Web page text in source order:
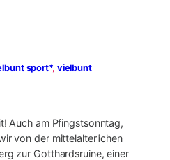
sport*, vielbunt
Auch am Pfingstsonntag,
von der mittelalterlichen
zur Gotthardsruine, einer